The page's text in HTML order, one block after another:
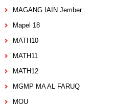
MAGANG IAIN Jember
Mapel 18
MATH10
MATH11
MATH12
MGMP MA AL FARUQ
MOU